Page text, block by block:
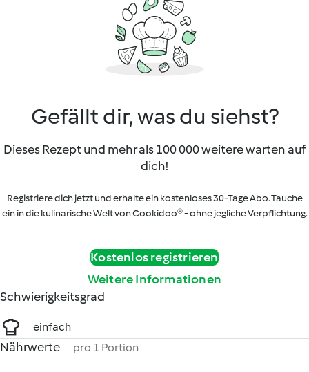
Gefällt dir, was du siehst?
Dieses Rezept und mehr als 100 000 weitere warten auf
dich!
Registriere dich jetzt und erhalte ein kostenloses 30-Tage Abo. Tauche
ein in die kulinarische Welt von Cookidoo® - ohne jegliche Verpflichtung.
Kostenlos registrieren
Weitere Informationen
Schwierigkeitsgrad
einfach
Nährwerte pro 1 Portion